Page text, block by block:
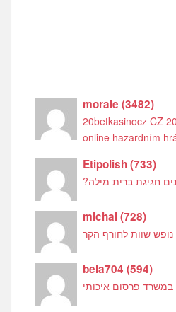
morale(3482)
20betkasinocz CZ
online hazardním
Etipolish(733)
חגיגת ברית מילה?
michal(728)
נופש שוות לחורף הקר
bela704(594)
במשרד פרסום איכותי